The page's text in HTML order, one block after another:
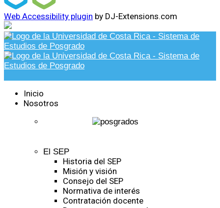
Web Accessibility plugin by DJ-Extensions.com
Inicio
Nosotros
El SEP
Historia del SEP
Misión y visión
Consejo del SEP
Normativa de interés
Contratación docente